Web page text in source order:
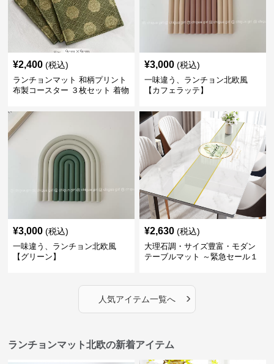
¥2,400 (税込)
ランチョンマット 和柄プリント
布製コースター ３枚セット 着物
¥3,000 (税込)
一味違う、ランチョン北欧風
【カフェラッテ】
¥3,000 (税込)
一味違う、ランチョン北欧風
【グリーン】
¥2,630 (税込)
大理石調・サイズ豊富・モダン
テーブルマット ～緊急セール１
人気アイテム一覧へ ›
ランチョンマット北欧の新着アイテム